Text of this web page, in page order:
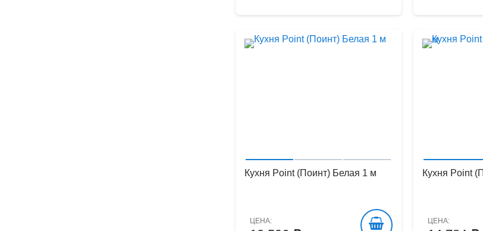
Кухня Point (Поинт) Белая 1 м
ЦЕНА:
Кухня Point
ЦЕНА: